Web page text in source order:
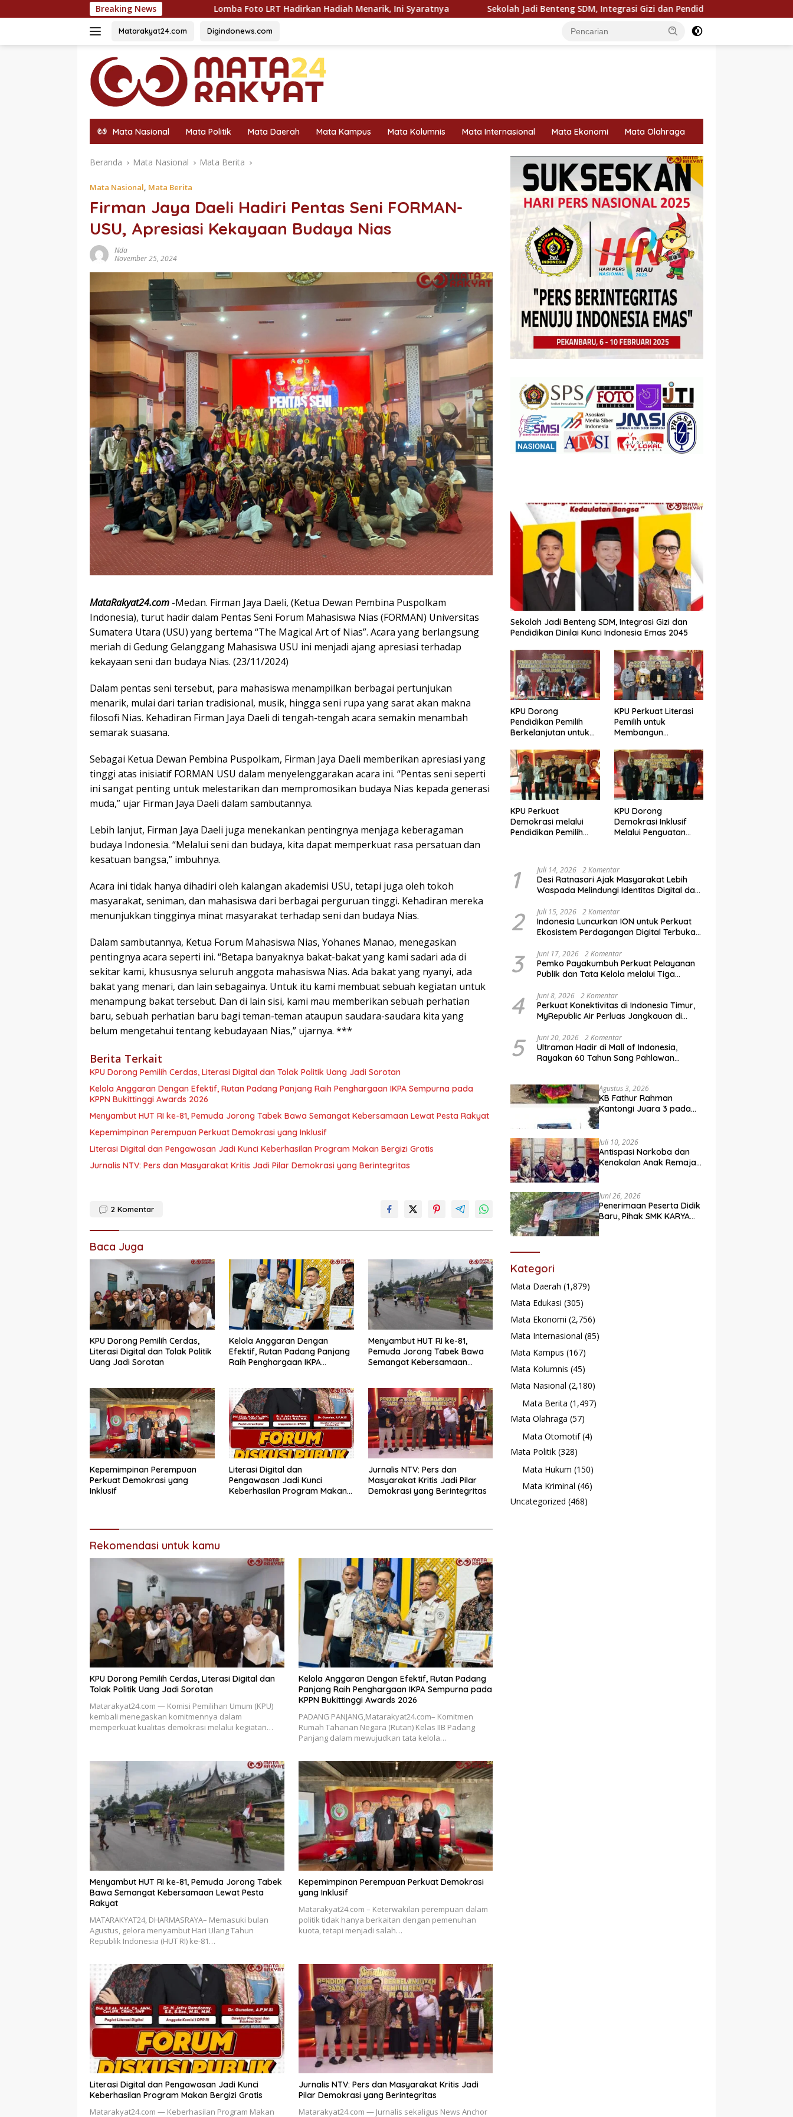
ke
Breaking News
Lomba Foto LRT Hadirkan Hadiah Menarik, Ini Syaratnya Sekolah Jadi Benteng SDM, Integrasi Gizi dan Pendidikan Dinilai Kunci Indonesia Emas 2045
Matarakyat24.com Digindonews.com
Mata Nasional Mata Politik Mata Daerah Mata Kampus Mata Kolumnis Mata Internasional Mata Ekonomi Mata Olahraga
Beranda Mata Nasional Mata Berita
Mata Nasional, Mata Berita
Firman Jaya Daeli Hadiri Pentas Seni FORMAN-
USU, Apresiasi Kekayaan Budaya Nias
Nda
November 25, 2024
MataRakyat24.com -Medan. Firman Jaya Daeli, (Ketua Dewan Pembina Puspolkam
Indonesia), turut hadir dalam Pentas Seni Forum Mahasiswa Nias (FORMAN) Universitas
Sumatera Utara (USU) yang bertema “The Magical Art of Nias”. Acara yang berlangsung
meriah di Gedung Gelanggang Mahasiswa USU ini menjadi ajang apresiasi terhadap
kekayaan seni dan budaya Nias. (23/11/2024)
Dalam pentas seni tersebut, para mahasiswa menampilkan berbagai pertunjukan
menarik, mulai dari tarian tradisional, musik, hingga seni rupa yang sarat akan makna
filosofi Nias. Kehadiran Firman Jaya Daeli di tengah-tengah acara semakin menambah
semarak suasana.
Sebagai Ketua Dewan Pembina Puspolkam, Firman Jaya Daeli memberikan apresiasi yang
tinggi atas inisiatif FORMAN USU dalam menyelenggarakan acara ini. “Pentas seni seperti
ini sangat penting untuk melestarikan dan mempromosikan budaya Nias kepada generasi
muda,” ujar Firman Jaya Daeli dalam sambutannya.
Lebih lanjut, Firman Jaya Daeli juga menekankan pentingnya menjaga keberagaman
budaya Indonesia. “Melalui seni dan budaya, kita dapat memperkuat rasa persatuan dan
kesatuan bangsa,” imbuhnya.
Acara ini tidak hanya dihadiri oleh kalangan akademisi USU, tetapi juga oleh tokoh
masyarakat, seniman, dan mahasiswa dari berbagai perguruan tinggi. Kehadiran mereka
menunjukkan tingginya minat masyarakat terhadap seni dan budaya Nias.
Dalam sambutannya, Ketua Forum Mahasiswa Nias, Yohanes Manao, menegaskan
pentingnya acara seperti ini. “Betapa banyaknya bakat-bakat yang kami sadari ada di
sekitar kami, khususnya seluruh anggota mahasiswa Nias. Ada bakat yang nyanyi, ada
bakat yang menari, dan lain sebagainya. Untuk itu kami membuat sebuah kegiatan untuk
menampung bakat tersebut. Dan di lain sisi, kami mau memberikan sebuah perhatian
baru, sebuah perhatian baru bagi teman-teman ataupun saudara-saudara kita yang
belum mengetahui tentang kebudayaan Nias,” ujarnya. ***
Berita Terkait
KPU Dorong Pemilih Cerdas, Literasi Digital dan Tolak Politik Uang Jadi Sorotan
Kelola Anggaran Dengan Efektif, Rutan Padang Panjang Raih Penghargaan IKPA Sempurna pada
KPPN Bukittinggi Awards 2026
Menyambut HUT RI ke-81, Pemuda Jorong Tabek Bawa Semangat Kebersamaan Lewat Pesta Rakyat
Kepemimpinan Perempuan Perkuat Demokrasi yang Inklusif
Literasi Digital dan Pengawasan Jadi Kunci Keberhasilan Program Makan Bergizi Gratis
Jurnalis NTV: Pers dan Masyarakat Kritis Jadi Pilar Demokrasi yang Berintegritas
2 Komentar
Baca Juga
KPU Dorong Pemilih Cerdas,
Literasi Digital dan Tolak Politik
Uang Jadi Sorotan
Kelola Anggaran Dengan
Efektif, Rutan Padang Panjang
Raih Penghargaan IKPA
Menyambut HUT RI ke-81,
Pemuda Jorong Tabek Bawa
Semangat Kebersamaan
Kepemimpinan Perempuan
Perkuat Demokrasi yang
Inklusif
Literasi Digital dan
Pengawasan Jadi Kunci
Keberhasilan Program Makan
Jurnalis NTV: Pers dan
Masyarakat Kritis Jadi Pilar
Demokrasi yang Berintegritas
Rekomendasi untuk kamu
KPU Dorong Pemilih Cerdas, Literasi Digital dan
Tolak Politik Uang Jadi Sorotan
Matarakyat24.com — Komisi Pemilihan Umum (KPU)
kembali menegaskan komitmennya dalam
memperkuat kualitas demokrasi melalui kegiatan…
Kelola Anggaran Dengan Efektif, Rutan Padang
Panjang Raih Penghargaan IKPA Sempurna pada
KPPN Bukittinggi Awards 2026
PADANG PANJANG,Matarakyat24.com– Komitmen
Rumah Tahanan Negara (Rutan) Kelas IIB Padang
Panjang dalam mewujudkan tata kelola…
Menyambut HUT RI ke-81, Pemuda Jorong Tabek
Bawa Semangat Kebersamaan Lewat Pesta
Rakyat
MATARAKYAT24, DHARMASRAYA– Memasuki bulan
Agustus, gelora menyambut Hari Ulang Tahun
Republik Indonesia (HUT RI) ke-81…
Kepemimpinan Perempuan Perkuat Demokrasi
yang Inklusif
Matarakyat24.com – Keterwakilan perempuan dalam
politik tidak hanya berkaitan dengan pemenuhan
kuota, tetapi menjadi salah…
Literasi Digital dan Pengawasan Jadi Kunci
Keberhasilan Program Makan Bergizi Gratis
Matarakyat24.com — Keberhasilan Program Makan
Jurnalis NTV: Pers dan Masyarakat Kritis Jadi
Pilar Demokrasi yang Berintegritas
Matarakyat24.com — Jurnalis sekaligus News Anchor
Sekolah Jadi Benteng SDM, Integrasi Gizi dan
Pendidikan Dinilai Kunci Indonesia Emas 2045
KPU Dorong
Pendidikan Pemilih
Berkelanjutan untuk
Demokrasi
KPU Perkuat Literasi
Pemilih untuk
Membangun
Berkualitas
KPU Perkuat
Demokrasi melalui
Pendidikan Pemilih
Marjinal, dan Pemula
KPU Dorong
Demokrasi Inklusif
Melalui Penguatan
1 Juli 14, 2026 2 Komentar
Desi Ratnasari Ajak Masyarakat Lebih
Waspada Melindungi Identitas Digital dan
2 Juli 15, 2026 2 Komentar
Indonesia Luncurkan ION untuk Perkuat
Ekosistem Perdagangan Digital Terbuka
3 Juni 17, 2026 2 Komentar
Pemko Payakumbuh Perkuat Pelayanan
Publik dan Tata Kelola melalui Tiga
4 Juni 8, 2026 2 Komentar
Perkuat Konektivitas di Indonesia Timur,
MyRepublic Air Perluas Jangkauan di
5 Juni 20, 2026 2 Komentar
Ultraman Hadir di Mall of Indonesia,
Rayakan 60 Tahun Sang Pahlawan
Agustus 3, 2026
KB Fathur Rahman
Kantongi Juara 3 pada
Juli 10, 2026
Antispasi Narkoba dan
Kenakalan Anak Remaja,
Surau
Juni 26, 2026
Penerimaan Peserta Didik
Baru, Pihak SMK KARYA
Kategori
Mata Daerah (1,879)
Mata Edukasi (305)
Mata Ekonomi (2,756)
Mata Internasional (85)
Mata Kampus (167)
Mata Kolumnis (45)
Mata Nasional (2,180)
Mata Berita (1,497)
Mata Olahraga (57)
Mata Otomotif(4)
Mata Politik (328)
Mata Hukum (150)
Mata Kriminal (46)
Uncategorized (468)